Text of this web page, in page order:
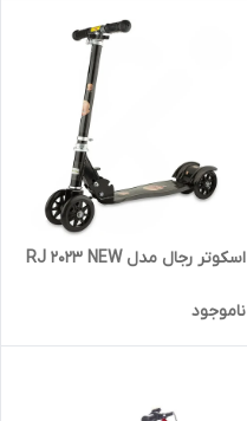
اسکوتر رجال مدل RJ 2023 NEW
ناموجود